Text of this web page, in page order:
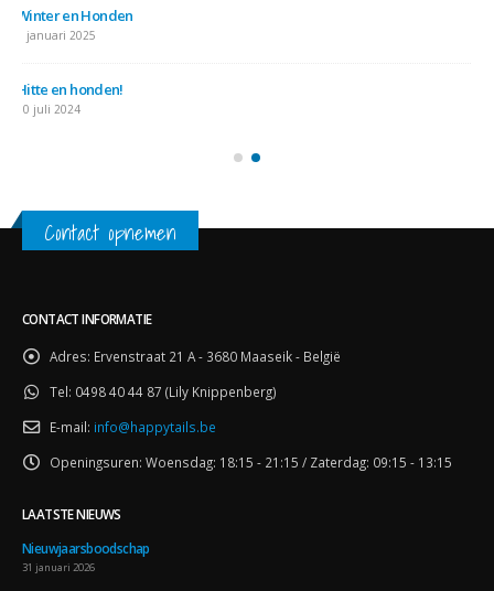
Winter en Honden
7 januari 2025
Hitte en honden!
10 juli 2024
Contact opnemen
CONTACT INFORMATIE
Adres: Ervenstraat 21 A - 3680 Maaseik - België
Tel: 0498 40 44 87 (Lily Knippenberg)
E-mail: info@happytails.be
Openingsuren: Woensdag: 18:15 - 21:15 / Zaterdag: 09:15 - 13:15
LAATSTE NIEUWS
Nieuwjaarsboodschap
31 januari 2026